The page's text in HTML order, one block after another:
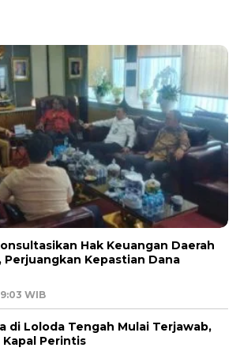
Hak Keuangan Daerah
Perjuangkan Kepastian Dana
WIB
di Loloda Tengah Mulai Terjawab,
Kapal Perintis